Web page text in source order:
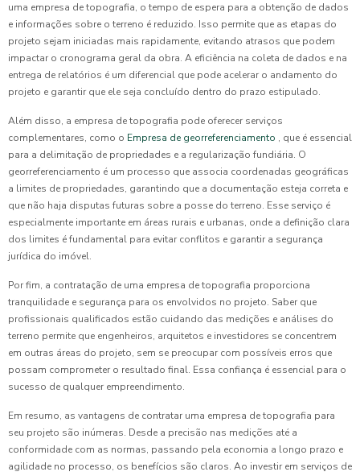
uma empresa de topografia, o tempo de espera para a obtenção de dados
e informações sobre o terreno é reduzido. Isso permite que as etapas do
projeto sejam iniciadas mais rapidamente, evitando atrasos que podem
impactar o cronograma geral da obra. A eficiência na coleta de dados e na
entrega de relatórios é um diferencial que pode acelerar o andamento do
projeto e garantir que ele seja concluído dentro do prazo estipulado.
Além disso, a empresa de topografia pode oferecer serviços
complementares, como o Empresa de georreferenciamento , que é essencial
para a delimitação de propriedades e a regularização fundiária. O
georreferenciamento é um processo que associa coordenadas geográficas
a limites de propriedades, garantindo que a documentação esteja correta e
que não haja disputas futuras sobre a posse do terreno. Esse serviço é
especialmente importante em áreas rurais e urbanas, onde a definição clara
dos limites é fundamental para evitar conflitos e garantir a segurança
jurídica do imóvel.
Por fim, a contratação de uma empresa de topografia proporciona
tranquilidade e segurança para os envolvidos no projeto. Saber que
profissionais qualificados estão cuidando das medições e análises do
terreno permite que engenheiros, arquitetos e investidores se concentrem
em outras áreas do projeto, sem se preocupar com possíveis erros que
possam comprometer o resultado final. Essa confiança é essencial para o
sucesso de qualquer empreendimento.
Em resumo, as vantagens de contratar uma empresa de topografia para
seu projeto são inúmeras. Desde a precisão nas medições até a
conformidade com as normas, passando pela economia a longo prazo e
agilidade no processo, os benefícios são claros. Ao investir em serviços de